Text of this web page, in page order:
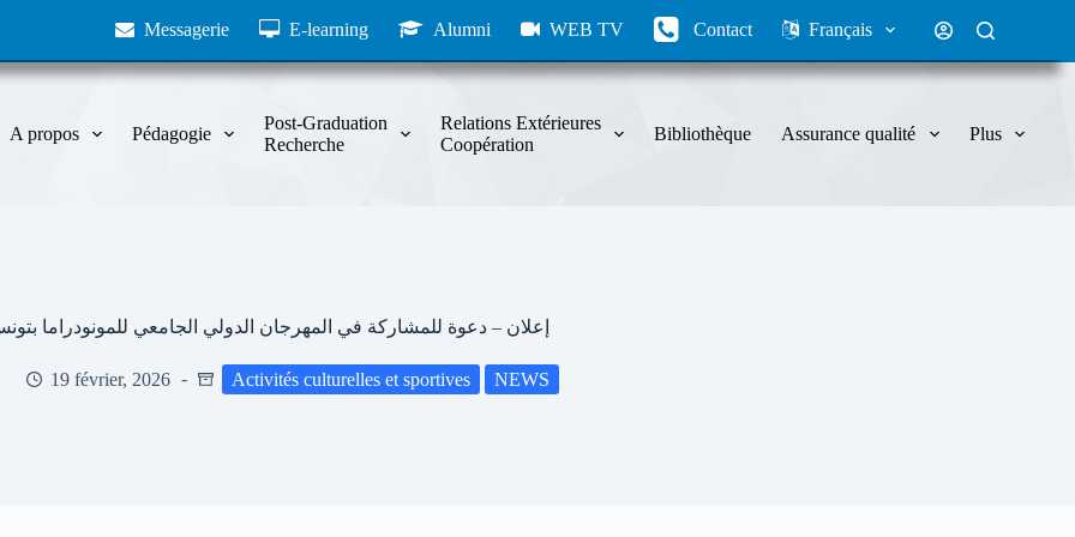
Messagerie E-learning Alumni WEB TV Contact Français
A propos Pédagogie
Post-Graduation
Recherche
Relations Extérieures
Coopération
Bibliothèque Assurance qualité Plus
إعلان – دعوة للمشاركة في المهرجان الدولي الجامعي للمونودراما
19 février, 2026 Activités culturelles et sportives NEWS